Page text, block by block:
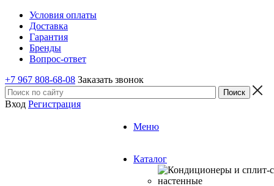
Условия оплаты
Доставка
Гарантия
Бренды
Вопрос-ответ
+7 967 808-68-08 Заказать звонок
Вход Регистрация
Меню
Каталог